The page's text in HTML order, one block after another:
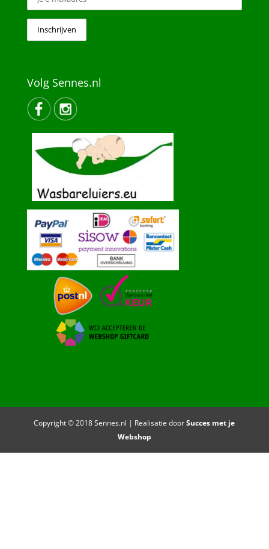
Volg Sennes.nl
Copyright © 2018 Sennes.nl | Realisatie doorSucces met je
Webshop